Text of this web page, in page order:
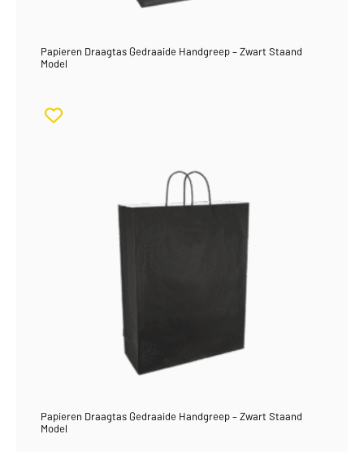
Papieren Draagtas Gedraaide Handgreep – Zwart Staand
Model
Papieren Draagtas Gedraaide Handgreep – Zwart Staand
Model